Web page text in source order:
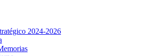
2024-2026